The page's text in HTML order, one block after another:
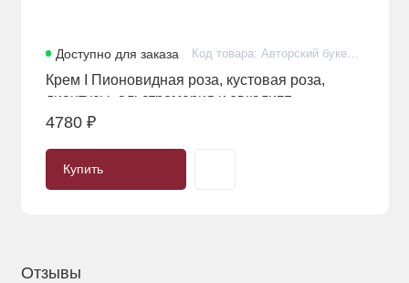
Доступно для заказа Код товара: Авторский букет из пионовидных кремовых роз, диантусов, альстромерии и кустовой розы с эвкалиптом в стильном оформлении
Крем I Пионовидная роза, кустовая роза,
диантусы, альстромерия и эвкалипт
4780 ₽
Купить
Купить
Отзывы